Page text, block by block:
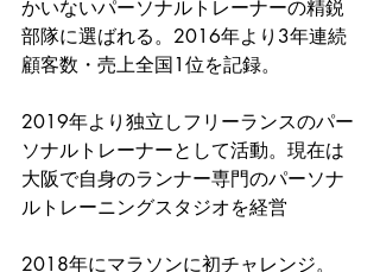
かいないパーソナルトレーナーの精鋭
部隊に選ばれる。2016年より3年連続
顧客数・売上全国1位を記録。
2019年より独立しフリーランスのパー
ソナルトレーナーとして活動。現在は
大阪で自身のランナー専門のパーソナ
ルトレーニングスタジオを経営
2018年にマラソンに初チャレンジ。